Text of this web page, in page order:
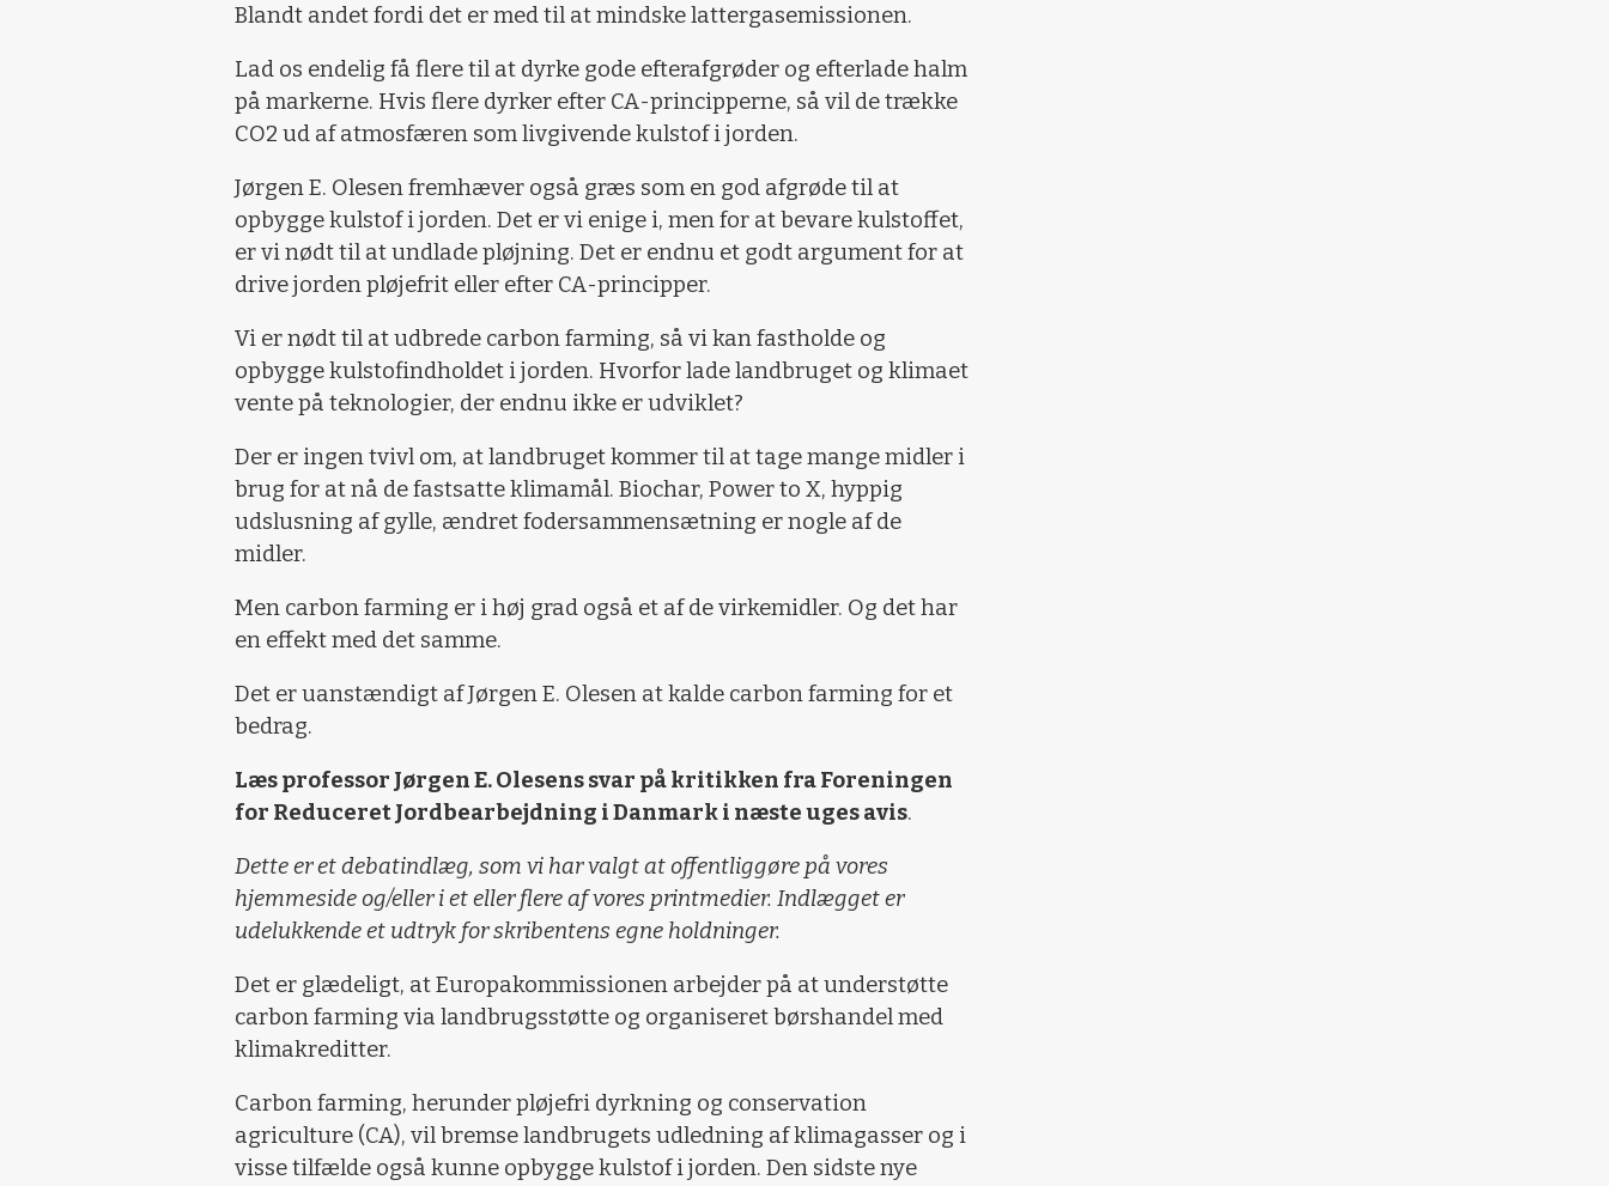
Blandt andet fordi det er med til at mindske lattergasemissionen.
Lad os endelig få flere til at dyrke gode efterafgrøder og efterlade halm
på markerne. Hvis flere dyrker efter CA-principperne, så vil de trække
CO2 ud af atmosfæren som livgivende kulstof i jorden.
Jørgen E. Olesen fremhæver også græs som en god afgrøde til at
opbygge kulstof i jorden. Det er vi enige i, men for at bevare kulstoffet,
er vi nødt til at undlade pløjning. Det er endnu et godt argument for at
drive jorden pløjefrit eller efter CA-principper.
Vi er nødt til at udbrede carbon farming, så vi kan fastholde og
opbygge kulstofindholdet i jorden. Hvorfor lade landbruget og klimaet
vente på teknologier, der endnu ikke er udviklet?
Der er ingen tvivl om, at landbruget kommer til at tage mange midler i
brug for at nå de fastsatte klimamål. Biochar, Power to X, hyppig
udslusning af gylle, ændret fodersammensætning er nogle af de
midler.
Men carbon farming er i høj grad også et af de virkemidler. Og det har
en effekt med det samme.
Det er uanstændigt af Jørgen E. Olesen at kalde carbon farming for et
bedrag.
Læs professor Jørgen E. Olesens svar på kritikken fra Foreningen
for Reduceret Jordbearbejdning i Danmark i næste uges avis.
Dette er et debatindlæg, som vi har valgt at offentliggøre på vores
hjemmeside og/eller i et eller flere af vores printmedier. Indlægget er
udelukkende et udtryk for skribentens egne holdninger.
Det er glædeligt, at Europakommissionen arbejder på at understøtte
carbon farming via landbrugsstøtte og organiseret børshandel med
klimakreditter.
Carbon farming, herunder pløjefri dyrkning og conservation
agriculture (CA), vil bremse landbrugets udledning af klimagasser og i
visse tilfælde også kunne opbygge kulstof i jorden. Den sidste nye